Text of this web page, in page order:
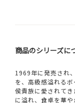
商品のシリーズに
1969年に発売され
を、高級感溢れる
侯貴族に愛されて
に溢れ、食卓を華